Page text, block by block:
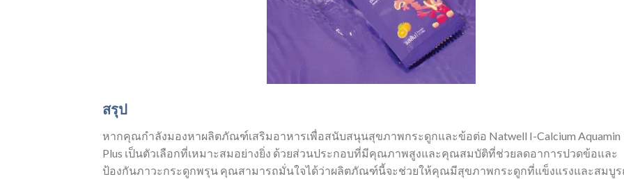
สรุป
หากคุณกำลังมองหาผลิตภัณฑ์เสริมอาหารเพื่อสนับสนุนสุขภาพกระดูกและข้อต่อ Natwell I-Calcium Aquamin
Plus เป็นตัวเลือกที่เหมาะสมอย่างยิ่ง ด้วยส่วนประกอบที่มีคุณภาพสูงและคุณสมบัติที่ช่วยลดอาการปวดข้อและ
ป้องกันภาวะกระดูกพรุน คุณสามารถมั่นใจได้ว่าผลิตภัณฑ์นี้จะช่วยให้คุณมีสุขภาพกระดูกที่แข็งแรงและสมบู